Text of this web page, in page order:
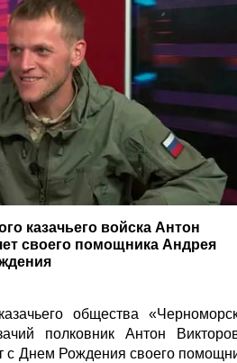
казачьего войска Антон
своего помощника Андрея
общества
полковник Антон
с Днем Рождения своего